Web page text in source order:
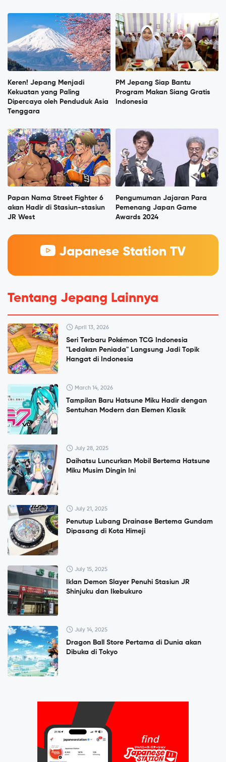
Keren! Jepang Menjadi
Kekuatan yang Paling
Dipercaya oleh Penduduk Asia
Tenggara
PM Jepang Siap Bantu
Program Makan Siang Gratis
Indonesia
Papan Nama Street Fighter 6
akan Hadir di Stasiun-stasiun
JR West
Pengumuman Jajaran Para
Pemenang Japan Game
Awards 2024
Japanese Station TV
Tentang Jepang Lainnya
April 13, 2026
Seri Terbaru Pokémon TCG Indonesia
"Ledakan Peniada" Langsung Jadi Topik
Hangat di Indonesia
March 14, 2026
Tampilan Baru Hatsune Miku Hadir dengan
Sentuhan Modern dan Elemen Klasik
July 28, 2025
Daihatsu Luncurkan Mobil Bertema Hatsune
Miku Musim Dingin Ini
July 21, 2025
Penutup Lubang Drainase Bertema Gundam
Dipasang di Kota Himeji
July 15, 2025
Iklan Demon Slayer Penuhi Stasiun JR
Shinjuku dan Ikebukuro
July 14, 2025
Dragon Ball Store Pertama di Dunia akan
Dibuka di Tokyo